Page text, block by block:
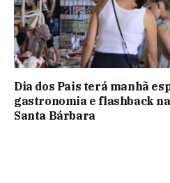
Dia dos Pais terá manhã
gastronomia e flashback
Santa Bárbara